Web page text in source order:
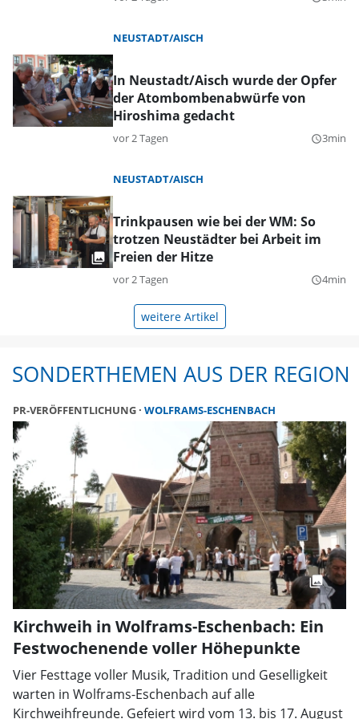
NEUSTADT/AISCH
In Neustadt/Aisch wurde der Opfer
der Atombombenabwürfe von
Hiroshima gedacht
vor 2 Tagen query_builder3min
NEUSTADT/AISCH
Trinkpausen wie bei der WM: So
trotzen Neustädter bei Arbeit im
Freien der Hitze
vor 2 Tagen query_builder4min
weitere Artikel
SONDERTHEMEN AUS DER REGION
PR-VERÖFFENTLICHUNG WOLFRAMS-ESCHENBACH
Kirchweih in Wolframs-Eschenbach: Ein
Festwochenende voller Höhepunkte
Vier Festtage voller Musik, Tradition und Geselligkeit
warten in Wolframs-Eschenbach auf alle
Kirchweihfreunde. Gefeiert wird vom 13. bis 17. August